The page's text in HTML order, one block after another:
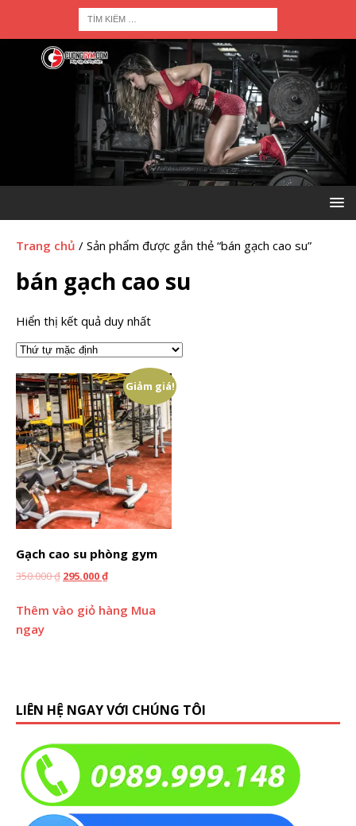
Trang chủ / Sản phẩm được gắn thẻ “bán gạch cao su”
bán gạch cao su
Hiển thị kết quả duy nhất
Giảm giá!
Gạch cao su phòng gym
350.000₫ 295.000₫
Thêm vào giỏ hàng Mua
ngay
LIÊN HỆ NGAY VỚI CHÚNG TÔI